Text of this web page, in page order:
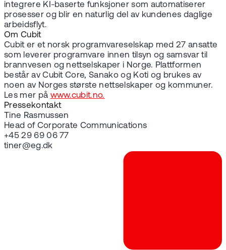
integrere KI-baserte funksjoner som automatiserer
prosesser og blir en naturlig del av kundenes daglige
arbeidsflyt.
Om Cubit
Cubit er et norsk programvareselskap med 27 ansatte
som leverer programvare innen tilsyn og samsvar til
brannvesen og nettselskaper i Norge. Plattformen
består av Cubit Core, Sanako og Koti og brukes av
noen av Norges største nettselskaper og kommuner.
Les mer på www.cubit.no.
Pressekontakt
Tine Rasmussen
Head of Corporate Communications
+45 29 69 06 77
tiner@eg.dk